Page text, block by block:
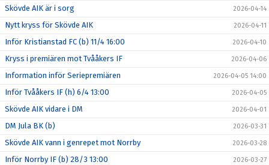
Skövde AIK är i sorg 2026-04-14
Nytt kryss för Skövde AIK 2026-04-11
Inför Kristianstad FC (b) 11/4 16:00 2026-04-10
Kryss i premiären mot Tvååkers IF 2026-04-06
Information inför Seriepremiären 2026-04-05 14:00
Inför Tvååkers IF (h) 6/4 13:00 2026-04-05
Skövde AIK vidare i DM 2026-04-01
DM Jula BK (b) 2026-03-31
Skövde AIK vann i genrepet mot Norrby 2026-03-28
Inför Norrby IF (b) 28/3 13:00 2026-03-27